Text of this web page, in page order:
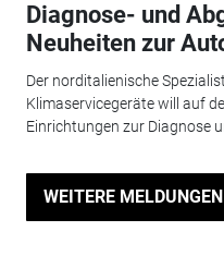
Diagnose- und
Neuheiten zur
Der norditalienische
Klimaservicegeräte will auf
Einrichtungen zur Diagnose
WEITERE MELDUNGEN